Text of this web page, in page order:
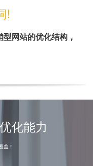
!
网站的优化结构，
化能力
盖！